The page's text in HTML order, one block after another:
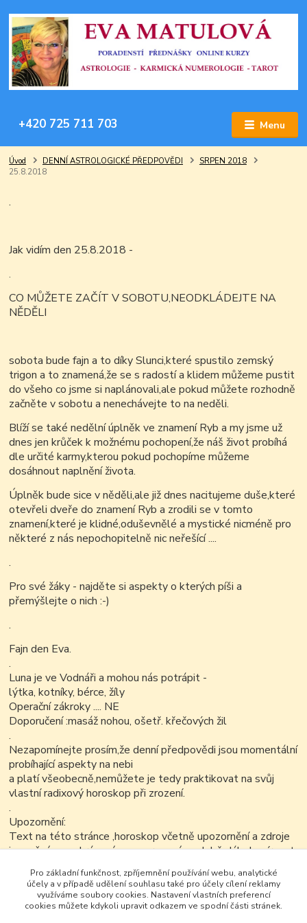
Menu
+420 725 711 703
Úvod DENNÍ ASTROLOGICKÉ PŘEDPOVĚDI
SRPEN 2018
25.8.2018
.
Jak vidím den 25.8.2018 -
.
CO MŮŽETE ZAČÍT V SOBOTU,NEODKLÁDEJTE NA
NĚDĚLI
sobota bude fajn a to díky Slunci,které spustilo zemský
trigon a to znamená,že se s radostí a klidem můžeme pustit
do všeho co jsme si naplánovali,ale pokud můžete rozhodně
začněte v sobotu a nenechávejte to na neděli.
Blíží se také nedělní úplněk ve znamení Ryb a my jsme už
dnes jen krůček k možnému pochopení,že náš život probíhá
dle určité karmy,kterou pokud pochopíme můžeme
dosáhnout naplnění života.
Úplněk bude sice v něděli,ale již dnes nacitujeme duše,které
otevřeli dveře do znamení Ryb a zrodili se v tomto
znamení,které je klidné,oduševnělé a mystické nicméně pro
některé z nás nepochopitelně nic neřešící ....
.
Pro své žáky - najděte si aspekty o kterých píši a
přemýšlejte o nich :-)
.
Fajn den Eva.
.
Luna je ve Vodnáři a mohou nás potrápit -
lýtka, kotníky, bérce, žíly
Operační zákroky .... NE
Doporučení :masáž nohou, ošetř. křečových žil
.
Nezapomínejte prosím,že denní předpovědi jsou momentální
probíhající aspekty na nebi
a platí všeobecně,nemůžete je tedy praktikovat na svůj
vlastní radixový horoskop při zrození.
.
Upozornění:
Text na této stránce ,horoskop včetně upozornění a zdroje
je možné v nezkrácené a neupravené podobě dále kopírovat
způsobem...
Pro základní funkčnost, zpříjemnění používání webu, analytické
účely a v případě udělení souhlasu také pro účely cílení reklamy
využíváme soubory cookies. Nastavení vlastních preferencí
cookies můžete kdykoli upravit odkazem ve spodní části stránek.